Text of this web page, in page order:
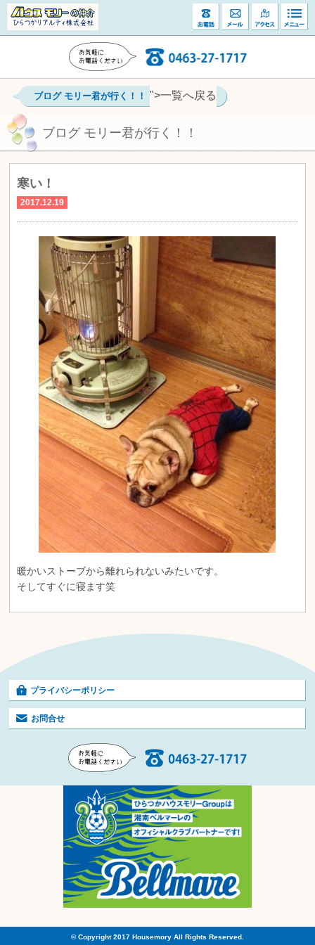
ブログ モリー君が行く！！ ">一覧へ戻る
ブログ モリー君が行く！！
寒い！
2017.12.19
暖かいストーブから離れられないみたいです。
そしてすぐに寝ます笑
プライバシーポリシー
お問合せ
© Copyright 2017 Housemory All Rights Reserved.